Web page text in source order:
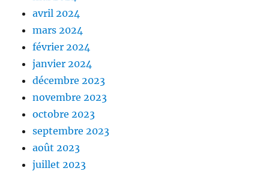
avril 2024
mars 2024
février 2024
janvier 2024
décembre 2023
novembre 2023
octobre 2023
septembre 2023
août 2023
juillet 2023